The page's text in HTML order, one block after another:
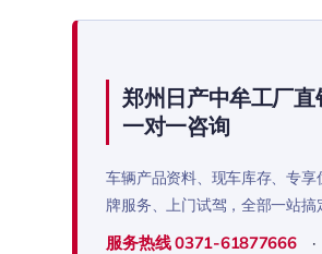
郑州日产中牟工厂直
一对一咨询
车辆产品资料、现车库存、专享
牌服务、上门试驾，全部一站搞
服务热线0371-61877666·